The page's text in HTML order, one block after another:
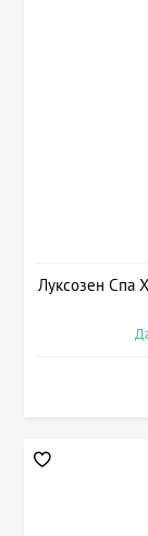
Луксозен Спа